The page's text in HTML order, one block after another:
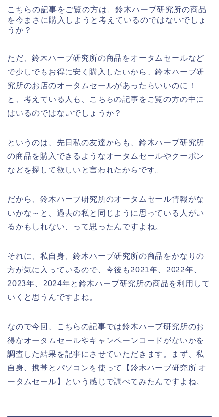
こちらの記事をご覧の方は、鈴木ハーブ研究所の商品
を今まさに購入しようと考えているのではないでしょ
うか？
ただ、鈴木ハーブ研究所の商品をオータムセールなど
で少しでもお得に安く購入したいから、鈴木ハーブ研
究所のお店のオータムセールがあったらいいのに！
と、考えている人も、こちらの記事をご覧の方の中に
はいるのではないでしょうか？
というのは、先日私の友達からも、鈴木ハーブ研究所
の商品を購入できるようなオータムセールやクーポン
などを探して欲しいと言われたからです。
だから、鈴木ハーブ研究所のオータムセール情報がな
いかな～と、過去の私と同じように思っている人がい
るかもしれない、って思ったんですよね。
それに、私自身、鈴木ハーブ研究所の商品をかなりの
方が気に入っているので、今後も2021年、2022年、
2023年、2024年と鈴木ハーブ研究所の商品を利用して
いくと思うんですよね。
なので今回、こちらの記事では鈴木ハーブ研究所のお
得なオータムセールやキャンペーンコードがないかを
調査した結果を記事にさせていただきます。まず、私
自身、携帯とパソコンを使って【鈴木ハーブ研究所 オ
ータムセール】という感じで調べてみたんですよね。